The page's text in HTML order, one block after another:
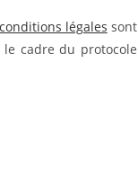
conditions légales sont
cadre du protocole